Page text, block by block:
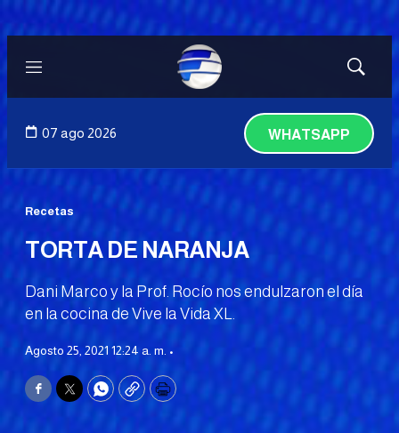
Menú
Mostrar
07 ago 2026 WHATSAPP
Recetas
TORTA DE NARANJA
Dani Marco y la Prof. Rocío nos endulzaron el día
en la cocina de Vive la Vida XL.
Agosto 25, 2021 12:24 a. m. •
Facebook
TwitterWhatsApp
CopyPrint